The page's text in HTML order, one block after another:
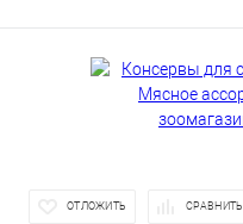
ОТЛОЖИТЬ СРАВНИТЬ